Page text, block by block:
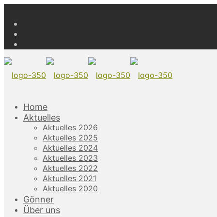
Home
Aktuelles
Aktuelles 2026
Aktuelles 2025
Aktuelles 2024
Aktuelles 2023
Aktuelles 2022
Aktuelles 2021
Aktuelles 2020
Gönner
Über uns